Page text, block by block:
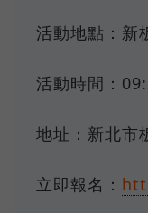
活動地點：新
活動時間：
地址：新北市
立即報名：